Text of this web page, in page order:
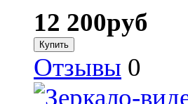
12 200руб
Отзывы 0